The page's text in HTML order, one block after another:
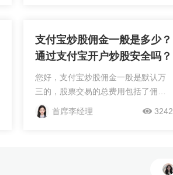
支付宝炒股佣金一般是多少？
通过支付宝开户炒股安全吗？
您好，支付宝炒股佣金一般是默认万
三的，股票交易的总费用包括了佣
金、印花税、经手费和过户费等多项
费用，目前我司的佣金是非常优惠
首席李经理 3242